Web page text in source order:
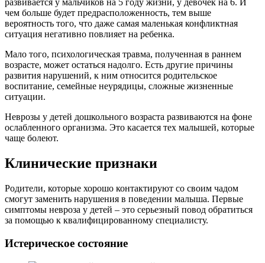
развивается у мальчиков на 5 году жизни, у девочек на 6. И
чем больше будет предрасположенность, тем выше
вероятность того, что даже самая маленькая конфликтная
ситуация негативно повлияет на ребенка.
Мало того, психологическая травма, полученная в раннем
возрасте, может остаться надолго. Есть другие причины
развития нарушений, к ним относится родительское
воспитание, семейные неурядицы, сложные жизненные
ситуации.
Неврозы у детей дошкольного возраста развиваются на фоне
ослабленного организма. Это касается тех малышей, которые
чаще болеют.
Клинические признаки
Родители, которые хорошо контактируют со своим чадом
смогут заменить нарушения в поведении малыша. Первые
симптомы невроза у детей – это серьезный повод обратиться
за помощью к квалифицированному специалисту.
Истерическое состояние